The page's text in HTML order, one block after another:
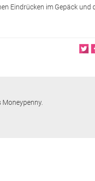
Eindrücken im Gepäck und